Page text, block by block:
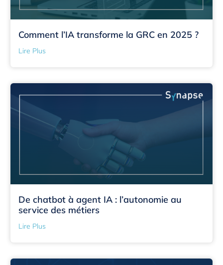
Comment l’IA transforme la GRC en 2025 ?
Lire Plus
De chatbot à agent IA : l’autonomie au
service des métiers
Lire Plus